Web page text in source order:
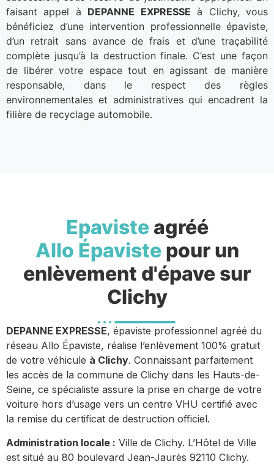
faisant appel à DEPANNE EXPRESSE à Clichy, vous
bénéficiez d’une intervention professionnelle épaviste,
d’un retrait sans avance de frais et d’une traçabilité
complète jusqu’à la destruction finale. C’est une façon
de libérer votre espace tout en agissant de manière
responsable, dans le respect des règles
environnementales et administratives qui encadrent la
filière de recyclage automobile.
Epavisteagréé
Allo Épavistepour un
enlèvement d'épave sur
Clichy
DEPANNE EXPRESSE, épaviste professionnel agréé du
réseau Allo Épaviste, réalise l’enlèvement 100% gratuit
de votre véhicule à Clichy. Connaissant parfaitement
les accès de la commune de Clichy dans les Hauts-de-
Seine, ce spécialiste assure la prise en charge de votre
voiture hors d’usage vers un centre VHU certifié avec
la remise du certificat de destruction officiel.
Administration locale : Ville de Clichy. L’Hôtel de Ville
est situé au 80 boulevard Jean-Jaurès 92110 Clichy.